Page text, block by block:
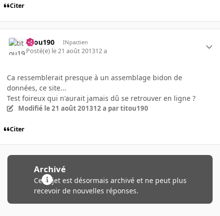
Citer
titou190 INpactien
Posté(e) le 21 août 201312 a
Ca ressemblerait presque à un assemblage bidon de
données, ce site...
Test foireux qui n'aurait jamais dû se retrouver en ligne ?
Modifié le 21 août 201312 a par titou190
Citer
Archivé
Ce sujet est désormais archivé et ne peut plus
recevoir de nouvelles réponses.